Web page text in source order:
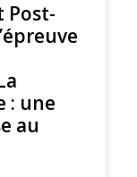
Post-
: une
au